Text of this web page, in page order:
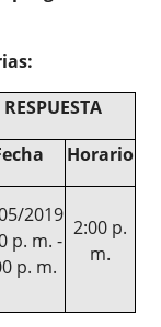
RESPUESTA
Horario
2019
p. m. -
p. m.
2:00 p.
m.